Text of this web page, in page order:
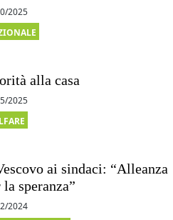
2025
alla casa
2025
ai sindaci: “Alleanza
la speranza”
2024